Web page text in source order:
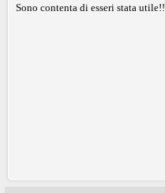
Sono contenta di esseri stata utile!!